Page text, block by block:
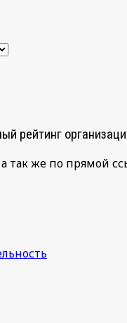
рейтинг
так же по прямой